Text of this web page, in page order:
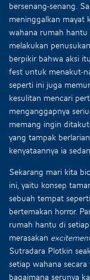
bersenang-senang.
meninggalkan mayat
wahana rumah hantu
melakukan
berpikir bahwa aksi
fest untuk menakut-
seperti ini juga
kesulitan mencari
menganggapnya
memang ingin
yang tampak
kenyataannya ia
Sekarang mari kita
ini, yaitu konsep
sebuah tempat
bertemakan horror.
rumah hantu di
merasakan
Sutradara Plotkin
setiap wahana
bagaimana serunya